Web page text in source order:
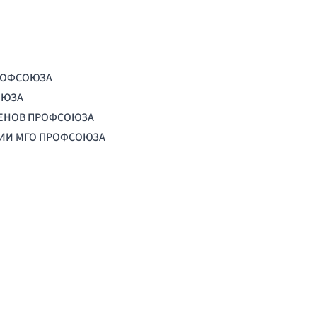
ПРОФСОЮЗА
МГО ПРОФСОЮЗА